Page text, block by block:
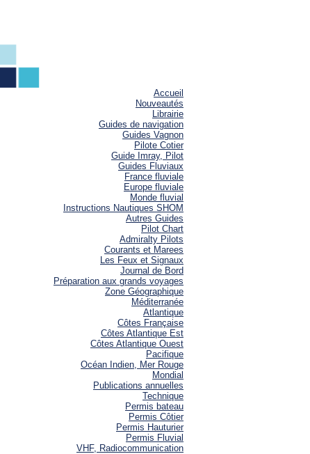
Accueil
Nouveautés
Librairie
Guides de navigation
Guides Vagnon
Pilote Cotier
Guide Imray, Pilot
Guides Fluviaux
France fluviale
Europe fluviale
Monde fluvial
Instructions Nautiques SHOM
Autres Guides
Pilot Chart
Admiralty Pilots
Courants et Marees
Les Feux et Signaux
Journal de Bord
Préparation aux grands voyages
Zone Géographique
Méditerranée
Atlantique
Côtes Française
Côtes Atlantique Est
Côtes Atlantique Ouest
Pacifique
Océan Indien, Mer Rouge
Mondial
Publications annuelles
Technique
Permis bateau
Permis Côtier
Permis Hauturier
Permis Fluvial
VHF, Radiocommunication